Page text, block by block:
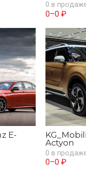
0 в
0–0 ₽
E-
Actyon
0 в
0–0 ₽